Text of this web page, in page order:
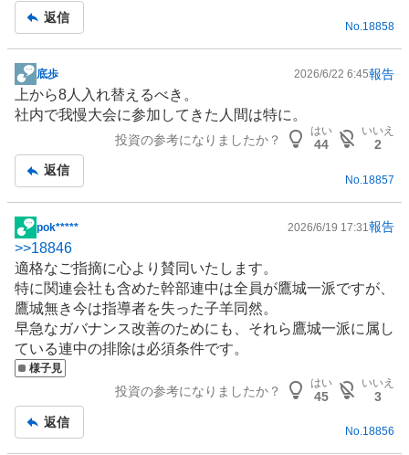
返信
No.18858
掲
示
板
底歩 2026/6/22 6:45報告
上から8人入れ替えるべき。
社内で我慢大会に参加してきた人間は特に。
投資の参考になりましたか？
はい
44
いいえ
2
返信
No. 18857
掲
示
板
記
事
pok***** 2026/6/19 17:31 報告
>>18846
適格なご指摘に心より賛同いたします。
特に関連会社も含めた幹部連中は全員が鷹城一派ですが、
鷹城無き今は指導者を失った子羊同然。
早急なガバナンス改善のためにも、それら鷹城一派に属し
ている連中の排除は必須条件です。
様子見
投資の参考になりましたか？
はい
45
いいえ
3
返信
No.18856